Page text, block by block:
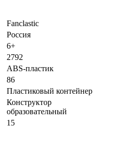
Fanclastic
Россия
6+
2792
ABS-пластик
86
Пластиковый контейнер
Конструктор
образовательный
15